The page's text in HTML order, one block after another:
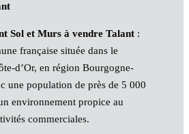
Sol et Murs à vendre Talant:
française située dans le
d’Or, en région Bourgogne-
une population de près de 5 000
environnement propice au
commerciales.